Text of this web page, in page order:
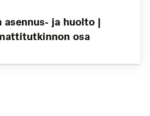
asennus- ja huolto |
osa